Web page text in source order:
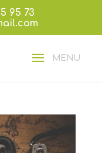
95 73